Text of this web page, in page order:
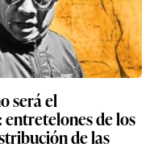
será el
entretelones de los
de las